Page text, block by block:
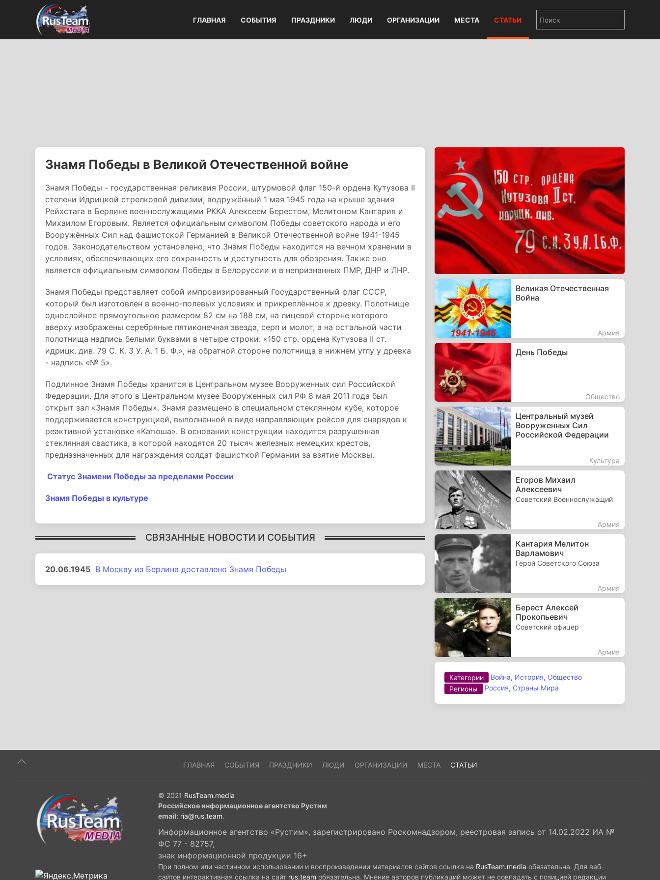
ГЛАВНАЯ СОБЫТИЯ ПРАЗДНИКИ ЛЮДИ ОРГАНИЗАЦИИ МЕСТА СТАТЬИ
Знамя Победы в Великой Отечественной войне
Знамя Победы - государственная реликвия России, штурмовой флаг 150-й ордена Кутузова II
степени Идрицкой стрелковой дивизии, водружённый 1 мая 1945 года на крыше здания
Рейхстага в Берлине военнослужащими РККА Алексеем Берестом, Мелитоном Кантария и
Михаилом Егоровым. Является официальным символом Победы советского народа и его
Вооружённых Сил над фашистской Германией в Великой Отечественной войне 1941-1945
годов. Законодательством установлено, что Знамя Победы находится на вечном хранении в
условиях, обеспечивающих его сохранность и доступность для обозрения. Также оно
является официальным символом Победы в Белоруссии и в непризнанных ПМР, ДНР и ЛНР.
Знамя Победы представляет собой импровизированный Государственный флаг СССР,
который был изготовлен в военно-полевых условиях и прикреплённое к древку. Полотнище
однослойное прямоугольное размером 82 см на 188 см, на лицевой стороне которого
вверху изображены серебряные пятиконечная звезда, серп и молот, а на остальной части
полотнища надпись белыми буквами в четыре строки: «150 стр. ордена Кутузова II ст.
идрицк. див. 79 С. К. 3 У. А. 1 Б. Ф.», на обратной стороне полотнища в нижнем углу у древка
- надпись «№ 5».
Подлинное Знамя Победы хранится в Центральном музее Вооруженных сил Российской
Федерации. Для этого в Центральном музее Вооруженных сил РФ 8 мая 2011 года был
открыт зал «Знамя Победы». Знамя размещено в специальном стеклянном кубе, которое
поддерживается конструкцией, выполненной в виде направляющих рейсов для снарядов к
реактивной установке «Катюша». В основании конструкции находится разрушенная
стеклянная свастика, в которой находятся 20 тысяч железных немецких крестов,
предназначенных для награждения солдат фашисткой Германии за взятие Москвы.
Статус Знамени Победы за пределами России
Знамя Победы в культуре
СВЯЗАННЫЕ НОВОСТИ И СОБЫТИЯ
20.06.1945 В Москву из Берлина доставлено Знамя Победы
Великая Отечественная
Война
Армия
День Победы
Общество
Центральный музей
Вооруженных Сил
Российской Федерации
Культура
Егоров Михаил
Алексеевич
Советский Военнослужащий
Армия
Кантария Мелитон
Варламович
Герой Советского Союза
Армия
Берест Алексей
Прокопьевич
Советский офицер
Армия
Категории Война, История, Общество
Регионы
Россия, Страны Мира
ГЛАВНАЯ СОБЫТИЯ ПРАЗДНИКИ ЛЮДИ ОРГАНИЗАЦИИ МЕСТА СТАТЬИ
© 2021 RusTeam.media
Российское информационное агентство Рустим
email: ria@rus.team.
Информационное агентство «Рустим», зарегистрировано Роскомнадзором, реестровая запись от 14.02.2022 ИА №
ФС 77 - 82757,
знак информационной продукции 16+
При полном или частичном использовании и воспроизведении материалов сайтов ссылка на RusTeam.media обязательна. Для веб-
сайтов интерактивная ссылка на сайт rus.team обязательна. Мнение авторов публикаций может не совпадать с позицией редакции